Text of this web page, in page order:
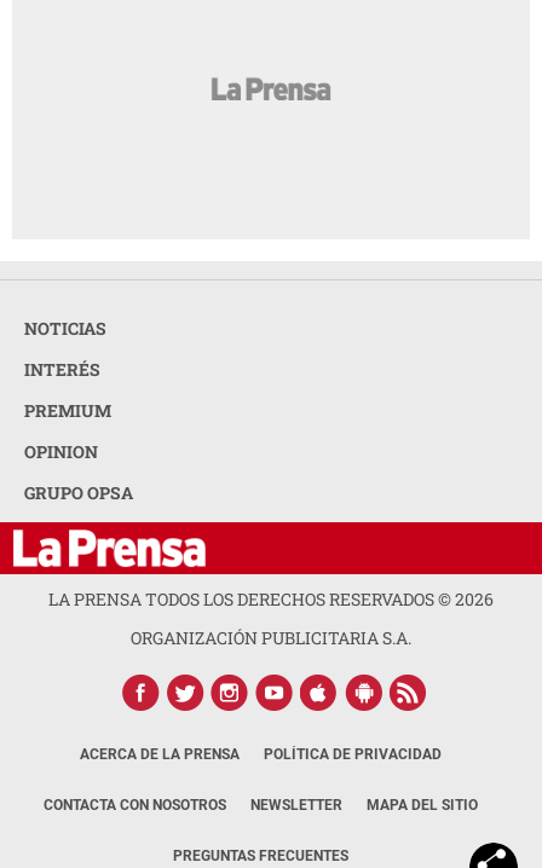
NOTICIAS
INTERÉS
PREMIUM
OPINION
GRUPO OPSA
LA PRENSA TODOS LOS DERECHOS RESERVADOS ©2026
ORGANIZACIÓN PUBLICITARIA S.A.
ACERCA DE LA PRENSA POLÍTICA DE PRIVACIDAD
CONTACTA CON NOSOTROS NEWSLETTER MAPA DEL SITIO
PREGUNTAS FRECUENTES